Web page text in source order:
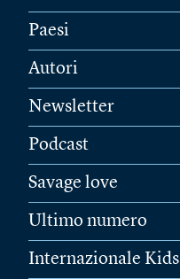
Paesi
Autori
Newsletter
Podcast
Savage love
Ultimo numero
Internazionale Kids